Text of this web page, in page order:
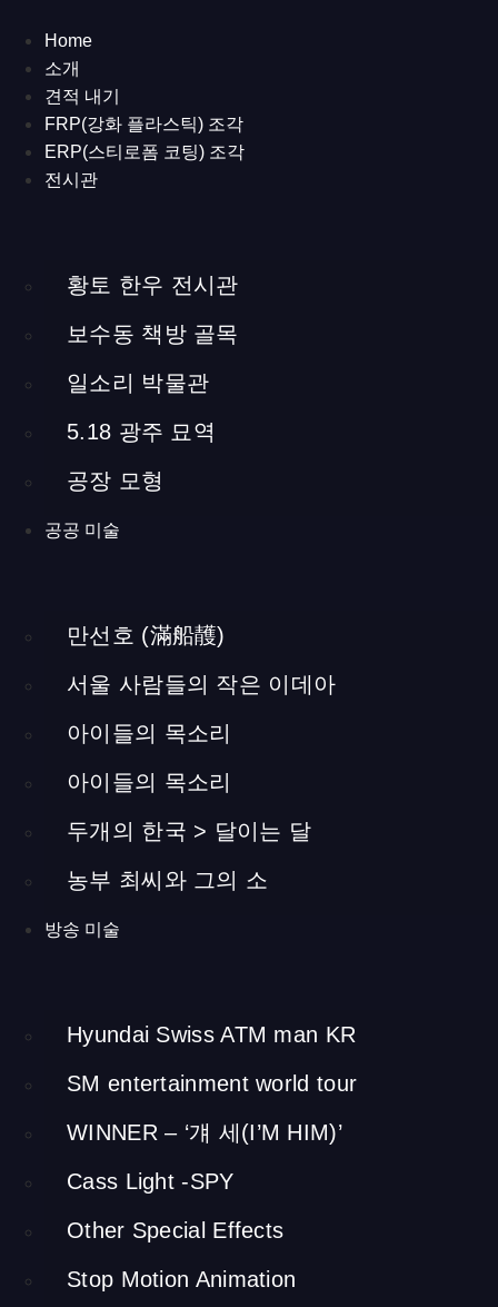
Home
소개
견적 내기
FRP(강화 플라스틱) 조각
ERP(스티로폼 코팅) 조각
전시관
황토 한우 전시관
보수동 책방 골목
일소리 박물관
5.18 광주 묘역
공장 모형
공공 미술
만선호 (滿船䨼)
서울 사람들의 작은 이데아
아이들의 목소리
아이들의 목소리
두개의 한국 > 달이는 달
농부 최씨와 그의 소
방송 미술
Hyundai Swiss ATM man KR
SM entertainment world tour
WINNER – ‘걔 세(I’M HIM)’
Cass Light -SPY
Other Special Effects
Stop Motion Animation
Daehak-ro 12-gil, Jongno-gu, Seoul, Republic of Korea
interior and exterior,2015
70.7cubic meters
wood, lightings, tiles, glasses and other interior materials
위해 거의 모든 공간에 조명을 사용하고, 나무의 질감을 돋보이
게 자연의 느낌을 부각한 친환경적인 접근을 적용했습니다. 천장
의 높이를 높게 보이도록 하면서도 단열 효과를 극대화하기 위해
저는 캐나다에서 한국으로 온 FX 메이크업 아티스트 Kay로부터
계와 디자인을 직접 진행했으며, 문, 선반, 벽, 가구, 테이블 등 목
께 배관 설비와 전기 설치 작업을 수행하였고, 단열재 설치 작업
업 배선 및 배관 매립 작업은 두 명의 전문가와 협력하여 진행했
천장 및 벽 단열로 탄소
배출 감소
니라 실제로 친환경을 고려해 디자인 된 메이크업 샵 입니다. 7
리트 대비 5배의 단열 효과를 지닌 50mm 그라스울 단열재를 사
다. 또한, 공간 활용을 극대화하기 위해 벽과 천장을 최대한 좁혔
그라스울은 10톤을 생산하는 과정에서 0.8톤의 CO2를 배출하
지만, 유리로 단열된 건물은 연간 CO2 배출량을 6톤까지 줄일
수 있습니다. 평균 수명을 50년으로 가정하면, 유리벽은 총 300
톤의 CO2 배출량을 절감할 수 있습니다. 이러한 친환경적인 설
계를 통해 케이토탈메이크업샵은 지속 가능성을 고려한 공간으
로서, 쾌적한 환경과 에너지 절감을 동시에 실현했습니다.
[ngg src=”galleries” ids=”56″ exclusions=”84″
display=”basic_thumbnail” number_of_columns=”2″]